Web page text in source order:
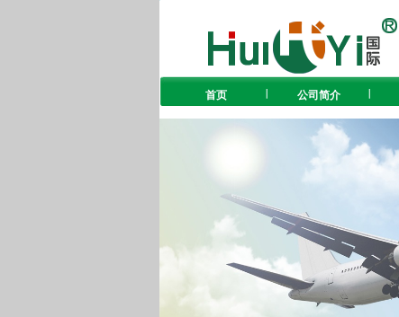
首页 公司简介